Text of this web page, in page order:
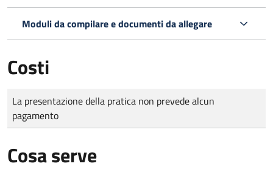
Moduli da compilare e documenti da allegare
Costi
Tipo di pagamento
Importo
La presentazione della pratica non prevede alcun
pagamento
Cosa serve